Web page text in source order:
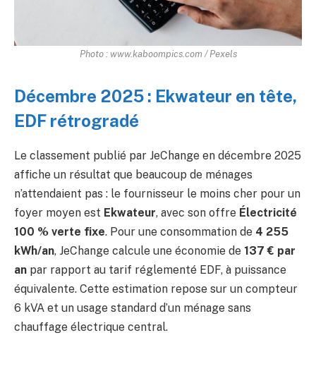
Photo : www.kaboompics.com / Pexels
Décembre 2025 : Ekwateur en tête,
EDF rétrogradé
Le classement publié par JeChange en décembre 2025
affiche un résultat que beaucoup de ménages
n’attendaient pas : le fournisseur le moins cher pour un
foyer moyen est Ekwateur, avec son offre Électricité
100 % verte fixe. Pour une consommation de 4 255
kWh/an, JeChange calcule une économie de 137 € par
an par rapport au tarif réglementé EDF, à puissance
équivalente. Cette estimation repose sur un compteur
6 kVA et un usage standard d’un ménage sans
chauffage électrique central.